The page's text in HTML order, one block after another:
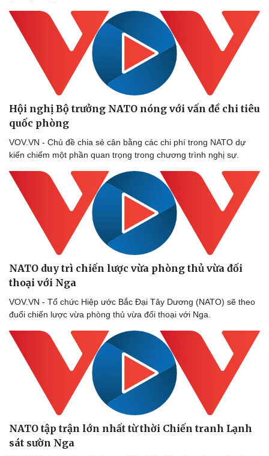
Thể thao
Thế giới thể thao
eSports
Ô tô - Xe máy
Ô tô
Tư vấn
Hội nghị Bộ trưởng NATO nóng với vấn đề chi tiêu
quốc phòng
VOV.VN - Chủ đề chia sẻ cân bằng các chi phí trong NATO dự
kiến chiếm một phần quan trọng trong chương trình nghị sự.
NATO duy trì chiến lược vừa phòng thủ vừa đối
thoại với Nga
VOV.VN - Tổ chức Hiệp ước Bắc Đại Tây Dương (NATO) sẽ theo
đuổi chiến lược vừa phòng thủ vừa đối thoại với Nga.
NATO tập trận lớn nhất từ thời Chiến tranh Lạnh
sát sườn Nga